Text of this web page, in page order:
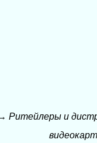
Ритейлеры и